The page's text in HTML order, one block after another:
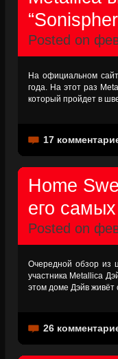
Posted on
На официальном
года. На этот раз
который пройдет в
17
Home
его
Posted on
Очередной обзор из
участника Metallica
этом доме Дэйв
26